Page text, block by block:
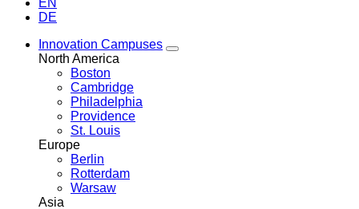
EN
DE
Innovation Campuses
Toggle
North America
Boston
Cambridge
Philadelphia
Providence
St. Louis
Europe
Berlin
Rotterdam
Warsaw
Asia